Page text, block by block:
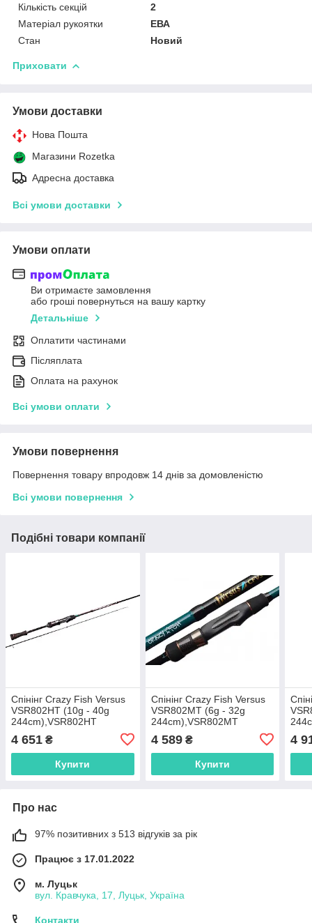
Кількість секцій
2
Матеріал рукоятки
ЕВА
Стан
Новий
Приховати
Умови доставки
Нова Пошта
Магазини Rozetka
Адресна доставка
Всі умови доставки
Умови оплати
Ви отримаєте замовлення
або гроші повернуться на вашу картку
Детальніше
Оплатити частинами
Післяплата
Оплата на рахунок
Всі умови оплати
Умови повернення
Повернення товару впродовж 14 днів за домовленістю
Всі умови повернення
Подібні товари компанії
Спінінг Crazy Fish Versus
VSR802HT (10g - 40g
244cm),VSR802HT
4 651 ₴
Купити
Спінінг Crazy Fish Versus
VSR802MT (6g - 32g
244cm),VSR802MT
4 589₴
Купити
4
Про нас
97% позитивних з 513 відгуків за рік
Працює з 17.01.2022
м. Луцьк
вул. Кравчука, 17, Луцьк, Україна
Контакти